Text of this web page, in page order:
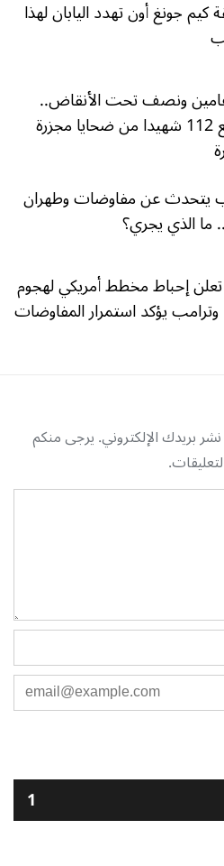
كيم جونغ أون تهدد اليابان لهذا
ونصف تحت الأنقاض..
تشييع 112 شهيدا من ضحايا مجزرة
يتحدث عن مفاوضات وطهران
ما الذي يجري؟
تعلن إحباط مخطط أمريكي لهجوم
يؤكد استمرار المفاوضات
بريدك الإلكتروني. يرجى منكم
1